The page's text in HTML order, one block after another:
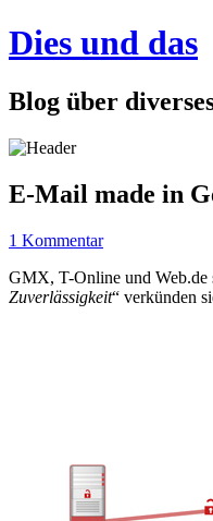
Dies und das
Blog über
E-Mail made in
1 Kommentar
GMX, T-Online und Web.de
Zuverlässigkeit“ verkünden